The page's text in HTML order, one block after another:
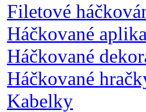
Filetové
Háčkované
Háčkované
Háčkované
Kabelky